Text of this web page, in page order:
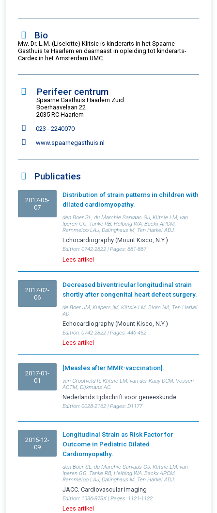
Bio
Mw. Dr. L.M. (Liselotte) Klitsie is kinderarts in het Spaarne
Gasthuis te Haarlem en daarnaast in opleiding tot kinderarts-
Cardex in het Amsterdam UMC.
Perifeer centrum
Spaarne Gasthuis Haarlem Zuid
Boerhaavelaan 22
2035 RC Haarlem
023 - 2240070
www.spaarnegasthuis.nl
Publicaties
2017-05-
07
Distribution of strain patterns in children with
dilated cardiomyopathy.
den Boer SL, du Marchie Sarvaas GJ, Klitsie LM, van
Iperen GG, Tanke RB, Helbing WA, Backx APCM,
Rammeloo LAJ, Dalinghaus M, Ten Harkel ADJ.
Echocardiography (Mount Kisco, N.Y.)
Edition:0742-2822 | Pages:881-887
Lees artikel
2017-02-
06
Decreased biventricular longitudinal strain
shortly after congenital heart defect surgery.
de Boer JM, Kuipers IM, Klitsie LM, Blom NA, Ten Harkel
AD.
Echocardiography (Mount Kisco, N.Y.)
Edition:0742-2822 | Pages:446-452
Lees artikel
2017-01-
01
[Measles after MMR-vaccination].
van Grootveld R, Klitsie LM, van der Kaay DCM, Vossen
ACTM, Dijkmans AC.
Nederlands tijdschrift voor geneeskunde
Edition:0028-2162 | Pages:D1177
2015-12-
09
Longitudinal Strain as Risk Factor for
Outcome in Pediatric Dilated
Cardiomyopathy.
den Boer SL, du Marchie Sarvaas GJ, Klitsie LM, van
Iperen GG, Tanke RB, Helbing WA, Backx APCM,
Rammeloo LAJ, Dalinghaus M, Ten Harkel ADJ.
JACC. Cardiovascular imaging
Edition: 1936-878X | Pages: 1121-1122
Lees artikel